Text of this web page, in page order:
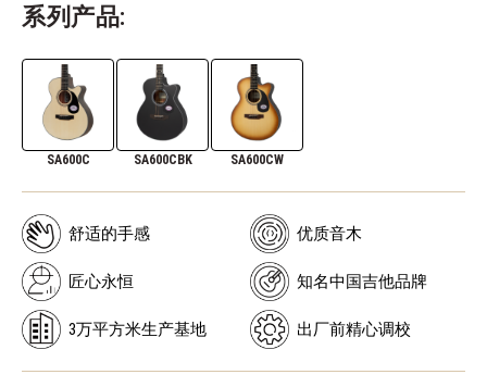
系列产品:
SA600C SA600CBK SA600CW
舒适的手感 优质音木
匠心永恒 知名中国吉他品牌
3万平方米生产基地 出厂前精心调校